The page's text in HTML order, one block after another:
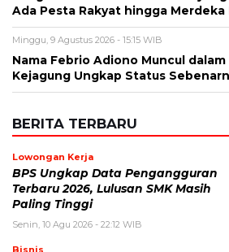
BERITA TERBARU
Lowongan Kerja
BPS Ungkap Data Pengangguran
Terbaru 2026, Lulusan SMK Masih
Paling Tinggi
Bisnis
Tak Kebagian ORI030? SR025 Segera
Hadir, Ini Jadwal, Tenor dan Cara
Belinya
Senin, 10 Agu 2026 - 22:02 WIB
Hiburan
The Crow Kembali Disorot,